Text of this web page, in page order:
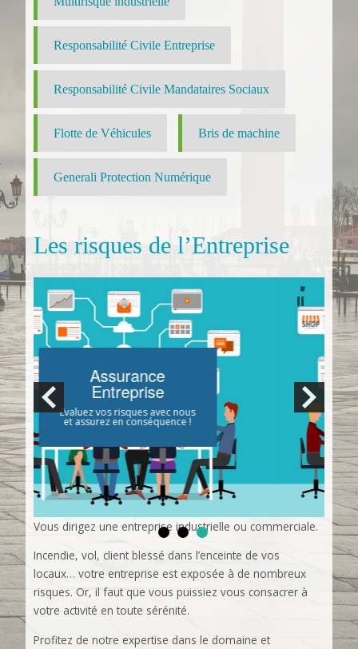
Responsabilité Civile Entreprise
Responsabilité Civile Mandataires Sociaux
Flotte de Véhicules Bris de machine
Generali Protection Numérique
Les risques de l’Entreprise
!
Assurance
Entreprise
Votre flotte, vos machines,
votre activité, nous assurons !
Vous dirigez une entreprise industrielle ou commerciale.
Incendie, vol, client blessé dans l’enceinte de vos
locaux… votre entreprise est exposée à de nombreux
risques. Or, il faut que vous puissiez vous consacrer à
votre activité en toute sérénité.
Profitez de notre expertise dans le domaine et